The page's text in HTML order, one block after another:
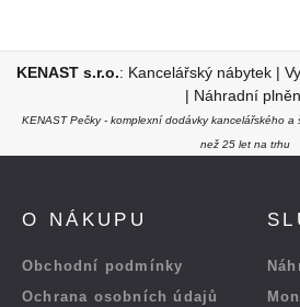
KENAST s.r.o.: Kancelářský nábytek |
| Náhradní
KENAST Pečky - komplexní dodávky kancelářského
než 25 let na trhu
O NÁKUPU
Obchodní podmínky
Ochrana osobních údajů